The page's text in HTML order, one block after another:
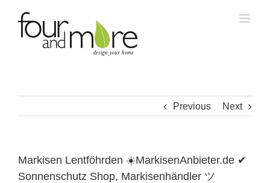
content
Previous Next
Markisen Lentföhrden ☀️MarkisenAnbieter.de ✔
Sonnenschutz Shop, Markisenhändler ツ